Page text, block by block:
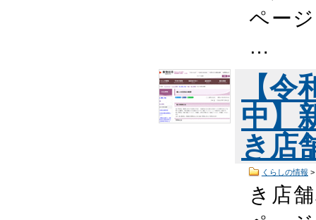
ペー
…
【
中】
き店
くらしの情報 >
き店